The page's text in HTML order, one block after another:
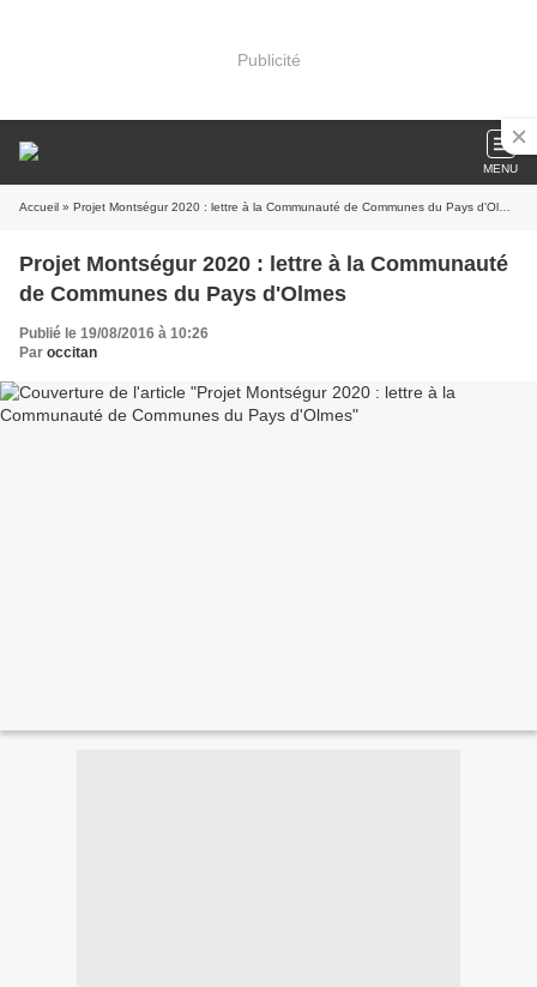
Publicité
MENU
Accueil » Projet Montségur 2020 : lettre à la Communauté de Communes du Pays d'Olmes
Projet Montségur 2020 : lettre à la Communauté
de Communes du Pays d'Olmes
Publié le 19/08/2016 à 10:26
Par occitan